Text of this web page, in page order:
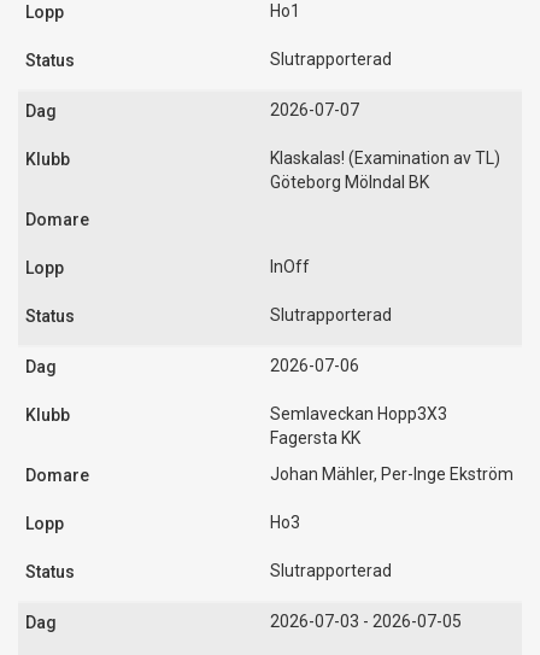
Ho1
Slutrapporterad
2026-07-07
Klaskalas! (Examination av TL)
Göteborg Mölndal BK
InOff
Slutrapporterad
2026-07-06
Semlaveckan Hopp3X3
Fagersta KK
Johan Mähler, Per-Inge Ekström
Ho3
Slutrapporterad
2026-07-03 - 2026-07-05